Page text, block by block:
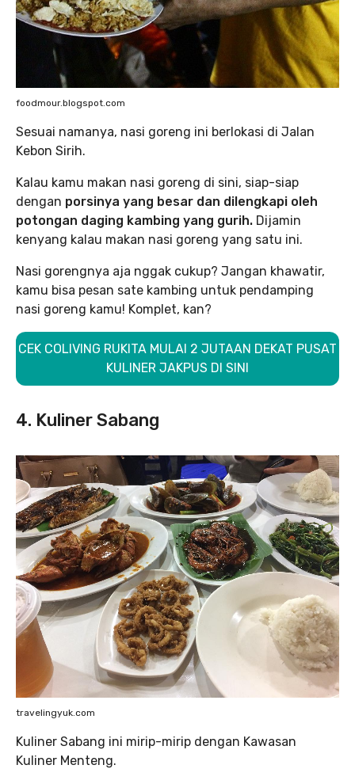
foodmour.blogspot.com
Sesuai namanya, nasi goreng ini berlokasi di Jalan
Kebon Sirih.
Kalau kamu makan nasi goreng di sini, siap-siap
dengan porsinya yang besar dan dilengkapi oleh
potongan daging kambing yang gurih. Dijamin
kenyang kalau makan nasi goreng yang satu ini.
Nasi gorengnya aja nggak cukup? Jangan khawatir,
kamu bisa pesan sate kambing untuk pendamping
nasi goreng kamu! Komplet, kan?
CEK COLIVING RUKITA MULAI 2 JUTAAN DEKAT PUSAT
KULINER JAKPUS DI SINI
4. Kuliner Sabang
travelingyuk.com
Kuliner Sabang ini mirip-mirip dengan Kawasan
Kuliner Menteng.